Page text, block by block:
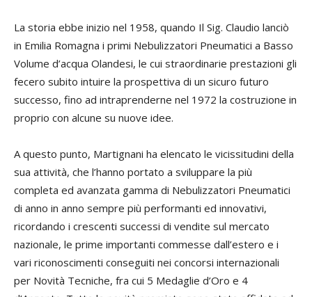
La storia ebbe inizio nel 1958, quando Il Sig. Claudio lanciò
in Emilia Romagna i primi Nebulizzatori Pneumatici a Basso
Volume d’acqua Olandesi, le cui straordinarie prestazioni gli
fecero subito intuire la prospettiva di un sicuro futuro
successo, fino ad intraprenderne nel 1972 la costruzione in
proprio con alcune su nuove idee.
A questo punto, Martignani ha elencato le vicissitudini della
sua attività, che l’hanno portato a sviluppare la più
completa ed avanzata gamma di Nebulizzatori Pneumatici
di anno in anno sempre più performanti ed innovativi,
ricordando i crescenti successi di vendite sul mercato
nazionale, le prime importanti commesse dall’estero e i
vari riconoscimenti conseguiti nei concorsi internazionali
per Novità Tecniche, fra cui 5 Medaglie d’Oro e 4